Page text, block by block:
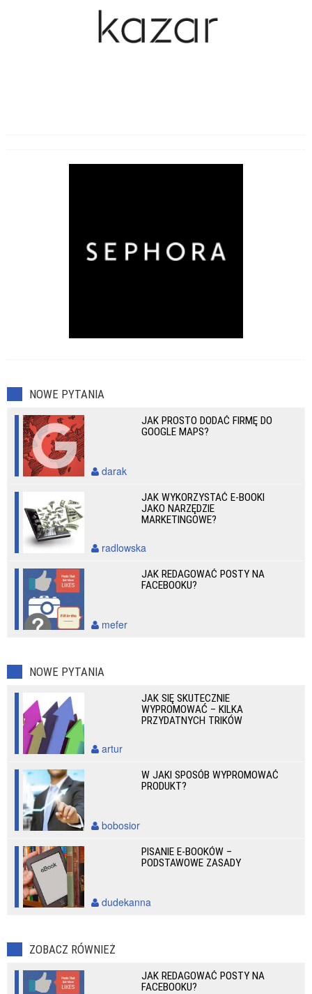
NOWE PYTANIA
JAK PROSTO DODAĆ FIRMĘ DO
GOOGLE MAPS?
darak
JAK WYKORZYSTAĆ E-BOOKI
JAKO NARZĘDZIE
MARKETINGOWE?
radlowska
JAK REDAGOWAĆ POSTY NA
FACEBOOKU?
mefer
NOWE PYTANIA
JAK SIĘ SKUTECZNIE
WYPROMOWAĆ – KILKA
PRZYDATNYCH TRIKÓW
artur
W JAKI SPOSÓB WYPROMOWAĆ
PRODUKT?
bobosior
PISANIE E-BOOKÓW –
PODSTAWOWE ZASADY
dudekanna
ZOBACZ RÓWNIEŻ
JAK REDAGOWAĆ POSTY NA
FACEBOOKU?